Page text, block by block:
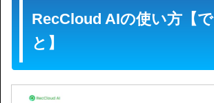
RecCloud AIの使い方【
と】